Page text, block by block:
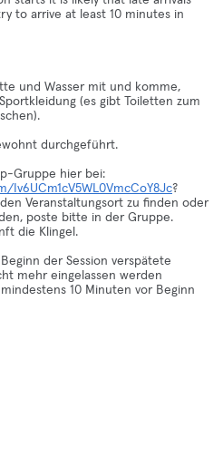
to arrive at least 10 minutes in
und Wasser mit und komme,
(es gibt Toiletten zum
durchgeführt.
Gruppe hier bei:
Iv6UCm1cV5WL0VmcCoY8Jc?
Veranstaltungsort zu finden oder
poste bitte in der Gruppe.
die Klingel.
der Session verspätete
mehr eingelassen werden
10 Minuten vor Beginn